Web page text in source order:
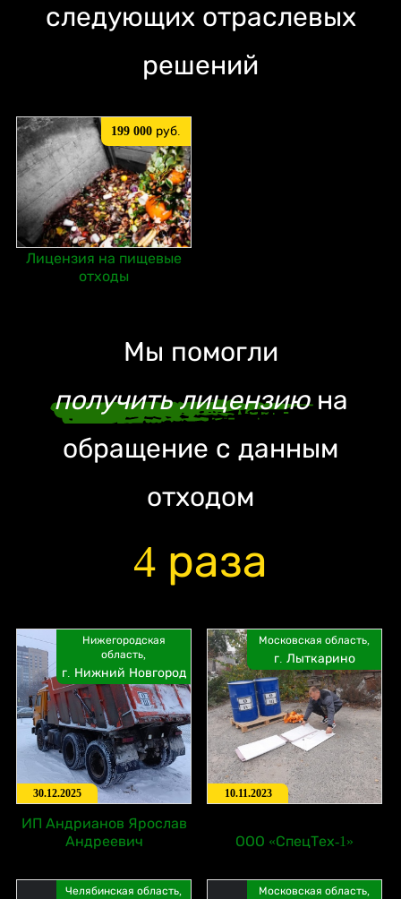
следующих отраслевых
решений
199 000 руб.
Лицензия на пищевые
отходы
Мы помогли
получить лицензиюна
обращение с данным
отходом
4 раза
Нижегородская
область,
г. Нижний Новгород
30.12.2025
ИП Андрианов Ярослав
Андреевич
Московская область,
г. Лыткарино
10.11.2023
ООО «СпецТех-1»
Челябинская область, Московская область,